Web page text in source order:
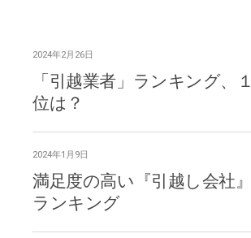
2024年2月26日
「引越業者」ランキング、１
位は？
2024年1月9日
満足度の高い『引越し会社』
ランキング